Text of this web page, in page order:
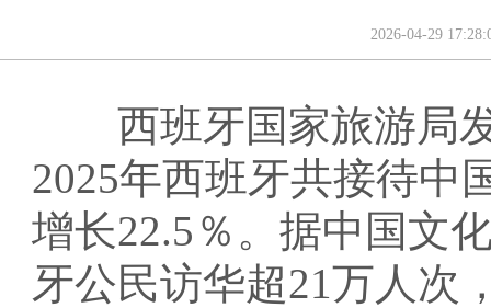
2026-04-29
西班牙国家旅游局发
2025年西班牙共接待中
增长22.5％。据中国文
牙公民访华超21万人次